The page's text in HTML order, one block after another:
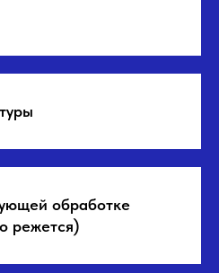
обработке
режется)